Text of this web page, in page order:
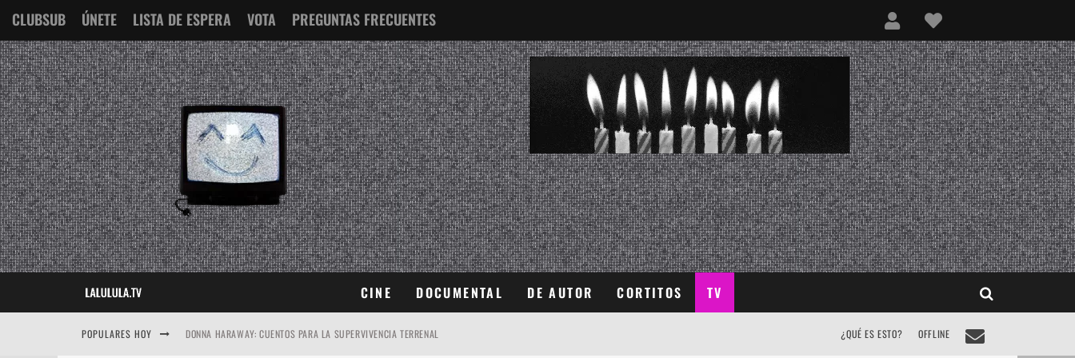
CLUBSUB ÚNETE LISTA DE ESPERA VOTA PREGUNTAS FRECUENTES
¿QUÉ ES ESTO?
CINE DOCUMENTAL DE AUTOR CORTITOS TV
POPULARES HOY DONNA HARAWAY: CUENTOS PARA LA SUPERVIVENCIA TERRENAL ¿QUÉ ES ESTO? OFFLINE